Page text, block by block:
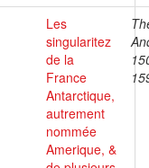
Les
singularitez
de la
France
Antarctique,
autrement
nommée
Amerique, &